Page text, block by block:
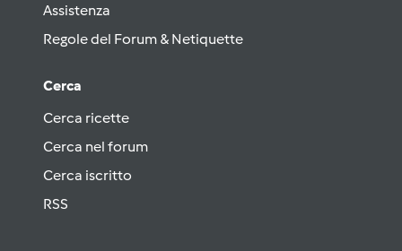
Assistenza
Regole del Forum & Netiquette
Cerca
Cerca ricette
Cerca nel forum
Cerca iscritto
RSS